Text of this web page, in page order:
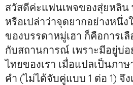
สวัสดีค่ะแฟนเพจของสุ่ยหลิน
หรือเปล่าว่าจุดยากอย่างหนึ่
ของบรรดาหมู่เฮา ก็คือการเ
กับสถานการณ์ เพราะมีอยู่บ่อ
ไทยของเรา เมื่อแปลเป็นภา
คำ (ไม่ได้จับคู่แบบ 1 ต่อ 1) จึ